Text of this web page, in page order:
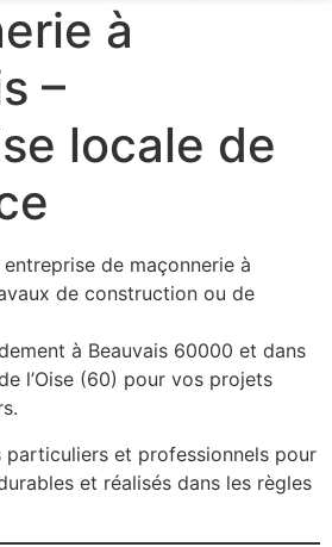
à
–
locale de
de maçonnerie à
de construction ou de
à Beauvais 60000 et dans
l’Oise (60) pour vos projets
particuliers et professionnels pour
et réalisés dans les règles